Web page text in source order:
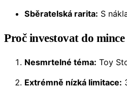
Sběratelská rarita: S
Proč investovat do
Nesmrtelné téma: Toy
Extrémně nízká limitace: